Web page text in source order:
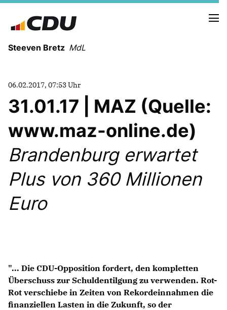
Steeven Bretz MdL
VITA
WAHLKREISBESUCHE
PRESSEFOTOS
MEIN BÜRGERBÜRO
CDU Deutschland
CDU Fraktion im Brandenburger Landtag
CDU Brandenburg
06.02.2017, 07:53 Uhr
31.01.17 | MAZ (Quelle:
www.maz-online.de)
Brandenburg erwartet
Plus von 360 Millionen
Euro
"... Die CDU-Opposition fordert, den kompletten
Überschuss zur Schuldentilgung zu verwenden. Rot-
Rot verschiebe in Zeiten von Rekordeinnahmen die
finanziellen Lasten in die Zukunft, so der